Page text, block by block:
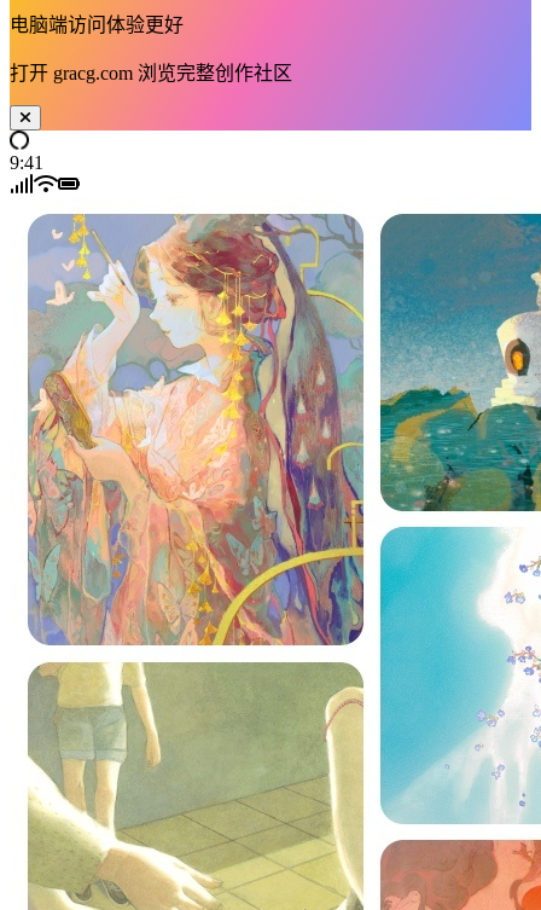
电脑端访问体验更好
打开 gracg.com 浏览完整创作社区
9:41